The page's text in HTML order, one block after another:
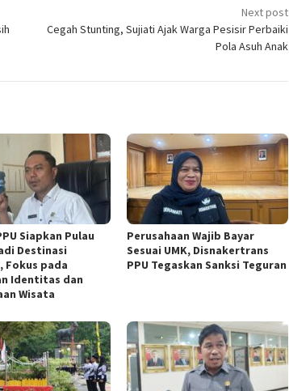
Next post
Cegah Stunting, Sujiati Ajak Warga Pesisir Perbaiki
Pola Asuh Anak
Siapkan Pulau
Destinasi
Fokus pada
Identitas dan
Wisata
Perusahaan Wajib Bayar
Sesuai UMK, Disnakertrans
PPU Tegaskan Sanksi Teguran